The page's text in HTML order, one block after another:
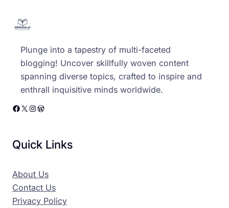
Plunge into a tapestry of multi-faceted
blogging! Uncover skillfully woven content
spanning diverse topics, crafted to inspire and
enthrall inquisitive minds worldwide.
Facebook X Instagram WordPress
Quick Links
About Us
Contact Us
Privacy Policy